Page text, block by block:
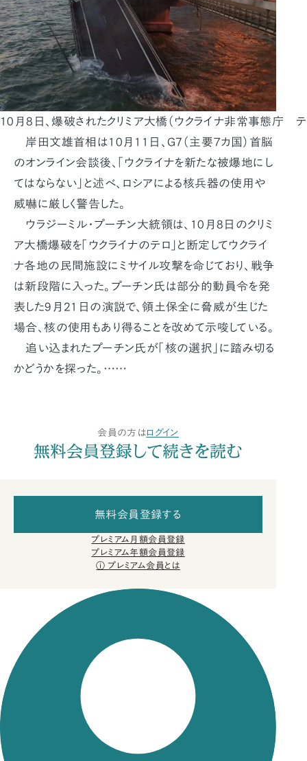
10月8日、爆破されたクリミア大橋（ウクライナ非常事態庁 テ
岸田文雄首相は10月11日、G7（主要７カ国）首脳
のオンライン会談後、「ウクライナを新たな被爆地にし
てはならない」と述べ、ロシアによる核兵器の使用や
威嚇に厳しく警告した。
ウラジーミル・プーチン大統領は、10月8日のクリミ
ア大橋爆破を「ウクライナのテロ」と断定してウクライ
ナ各地の民間施設にミサイル攻撃を命じており、戦争
は新段階に入った。プーチン氏は部分的動員令を発
表した9月21日の演説で、領土保全に脅威が生じた
場合、核の使用もあり得ることを改めて示唆している。
追い込まれたプーチン氏が「核の選択」に踏み切る
かどうかを探った。……
会員の方はログイン
無料会員登録して続きを読む
無料会員登録する
プレミアム月額会員登録
プレミアム年額会員登録
プレミアム会員とは